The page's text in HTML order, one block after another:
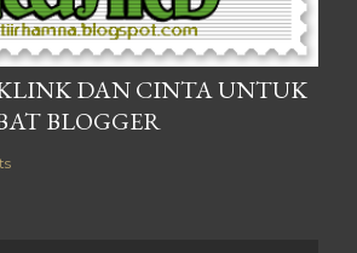
DAN CINTA UNTUK
BLOGGER